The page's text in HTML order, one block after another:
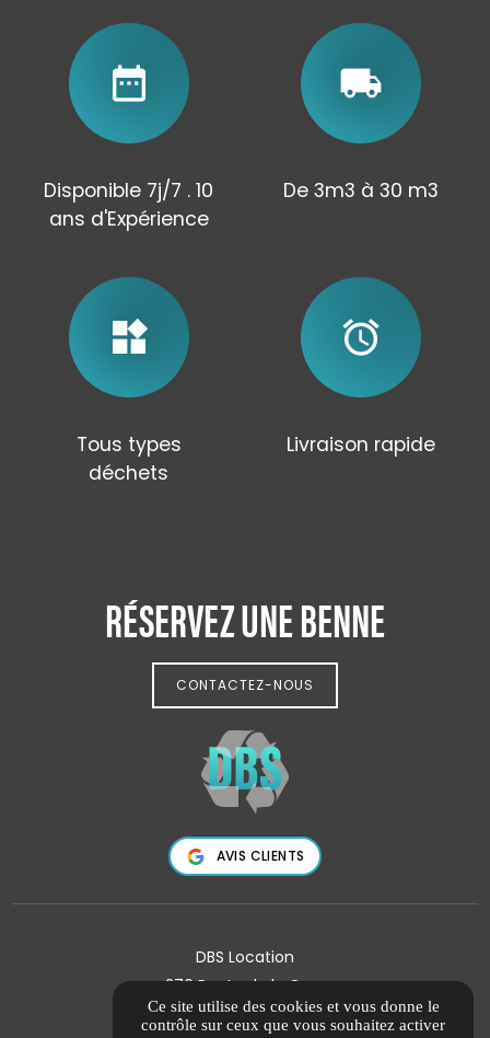
date_range
Disponible 7j/7 . 10
ans d'Expérience
local_shipping
De 3m3 à 30 m3
widgets
Tous types
déchets
alarm
Livraison rapide
RÉSERVEZ UNE BENNE
CONTACTEZ-NOUS
AVIS CLIENTS
DBS Location
276 Route de la Gare
13370 MALLEMORT
Ce site utilise des cookies et vous donne le
contrôle sur ceux que vous souhaitez activer